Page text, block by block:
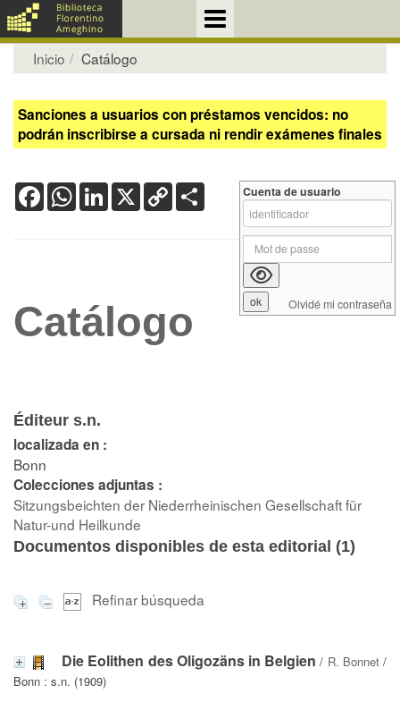
Inicio Catálogo
Sanciones a usuarios con préstamos vencidos: no
podrán inscribirse a cursada ni rendir exámenes finales
FacebookWhatsApp
LinkedIn
X Copy
Link
Catálogo
Éditeur s.n.
localizada en :
Bonn
Colecciones adjuntas :
Sitzungsbeichten der Niederrheinischen Gesellschaft für
Natur-und Heilkunde
Documentos disponibles de esta editorial (1)
Refinar búsqueda
Die Eolithen des Oligozäns in Belgien / R. Bonnet/
Bonn : s.n. (1909)
Cuenta de usuario
Olvidé mi contraseña